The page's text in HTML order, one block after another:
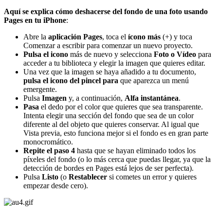
Aquí se explica cómo deshacerse del fondo de una foto usando
Pages en tu iPhone:
Abre la aplicación Pages, toca el ícono más (+) y toca
Comenzar a escribir para comenzar un nuevo proyecto.
Pulsa el icono más de nuevo y selecciona Foto o Vídeo para
acceder a tu biblioteca y elegir la imagen que quieres editar.
Una vez que la imagen se haya añadido a tu documento,
pulsa el icono del pincel para que aparezca un menú
emergente.
Pulsa Imagen y, a continuación, Alfa instantánea.
Pasa el dedo por el color que quieres que sea transparente.
Intenta elegir una sección del fondo que sea de un color
diferente al del objeto que quieres conservar. Al igual que
Vista previa, esto funciona mejor si el fondo es en gran parte
monocromático.
Repite el paso 4 hasta que se hayan eliminado todos los
píxeles del fondo (o lo más cerca que puedas llegar, ya que la
detección de bordes en Pages está lejos de ser perfecta).
Pulsa Listo (o Restablecer si cometes un error y quieres
empezar desde cero).